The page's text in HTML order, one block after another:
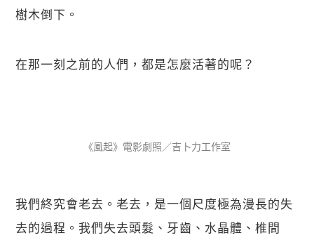
樹木倒下。
在那一刻之前的人們，都是怎麼活著的呢？
《風起》電影劇照／吉卜力工作室
我們終究會老去。老去，是一個尺度極為漫長的失
去的過程。我們失去頭髮、牙齒、水晶體、椎間